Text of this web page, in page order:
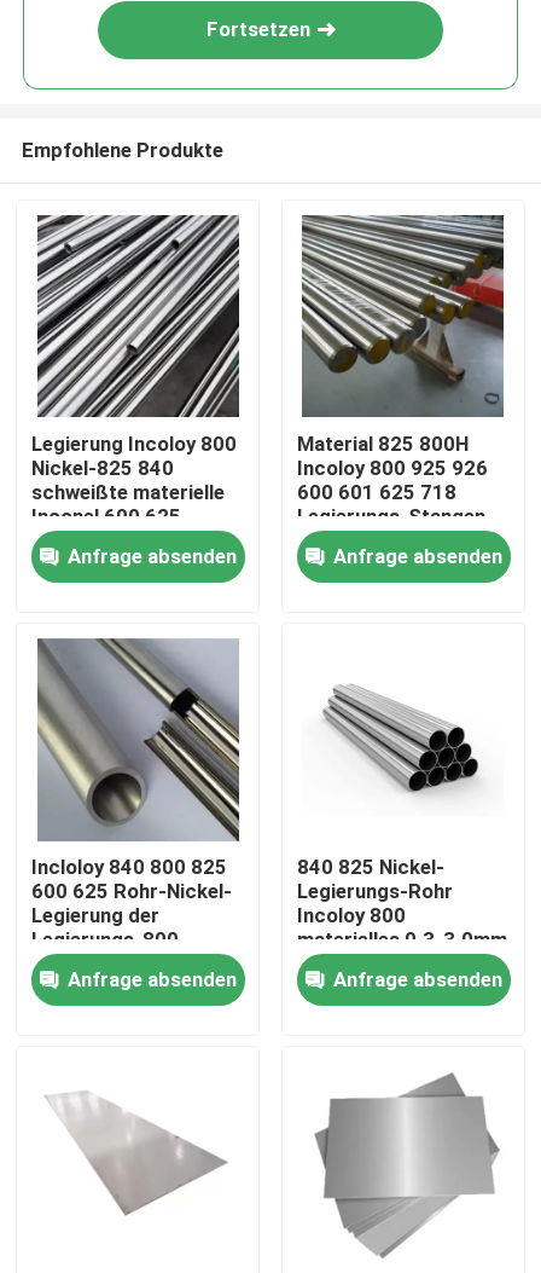
Haus
Produkte
Über uns
Fabrik-Ausflug
Qualitätskontrolle
Treten Sie mit uns in Verbindung
Material Inconel 625
Incoloy 800-Material
Fortsetzen
Empfohlene Produkte
Legierung Incoloy 800
Nickel-825 840
schweißte materielle
Inconel 600 625
Anfrage absenden
Material 825 800H
Incoloy 800 925 926
600 601 625 718
Legierungs-Stangen
Hastelloy des Nickel-
X-750Anfrage absenden
Incloloy 840 800 825
600 625 Rohr-Nickel-
Legierung der
Legierungs-800
schweißte
Anfrage absenden
840 825 Nickel-
Legierungs-Rohr
Incoloy 800
materielles 0.3-3.0mm
Anfrage absenden